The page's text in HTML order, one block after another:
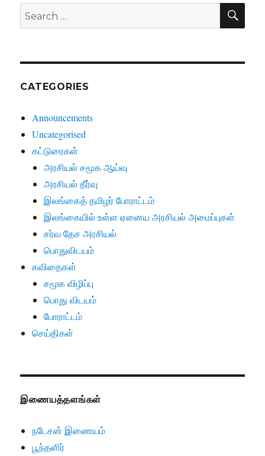
Search
for:
CATEGORIES
Announcements
Uncategorised
கட்டுரைகள்
அரசியல் சமூக ஆய்வு
அரசியல் தீர்வு
இலங்கைத் தமிழர் போராட்டம்
இலங்கையில் உள்ள ஏனைய அரசியல் அமைப்புகள்
சர்வ தேச அரசியல்
பொதுவிடயம்
கவிதைகள்
சமூக விழிப்பு
பொது விடயம்
போராட்டம்
செய்திகள்
இணையத்தளங்கள்
நடேசன் இணையம்
பூந்தளிர்